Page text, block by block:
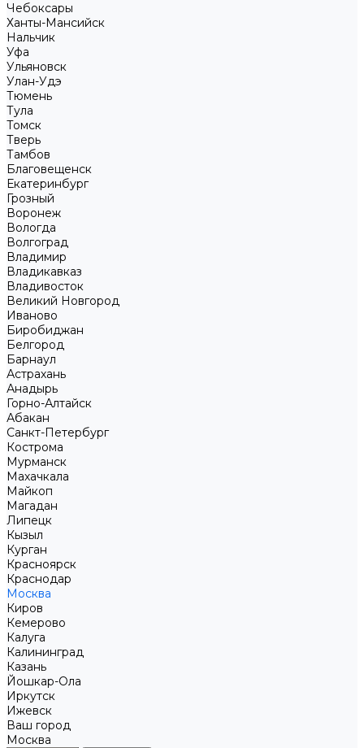
Чебоксары
Ханты-Мансийск
Нальчик
Уфа
Ульяновск
Улан-Удэ
Тюмень
Тула
Томск
Тверь
Тамбов
Благовещенск
Екатеринбург
Грозный
Воронеж
Вологда
Волгоград
Владимир
Владикавказ
Владивосток
Великий Новгород
Иваново
Биробиджан
Белгород
Барнаул
Астрахань
Анадырь
Горно-Алтайск
Абакан
Санкт-Петербург
Кострома
Мурманск
Махачкала
Майкоп
Магадан
Липецк
Кызыл
Курган
Красноярск
Краснодар
Москва
Киров
Кемерово
Калуга
Калининград
Казань
Йошкар-Ола
Иркутск
Ижевск
Ваш город
Москва